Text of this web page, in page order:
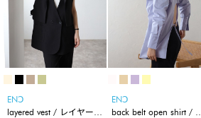
ENↃ
layered vest / レイヤード
ENↃ
back belt open shirt / バ